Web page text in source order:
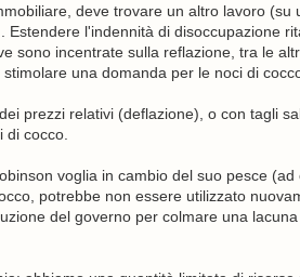
deve trovare un altro lavoro (su
l'indennità di disoccupazione
sono incentrate sulla reflazione, tra le
una domanda per le noci di
prezzi relativi (deflazione), o con tagli
cocco.
voglia in cambio del suo pesce
potrebbe non essere utilizzato
del governo per colmare una